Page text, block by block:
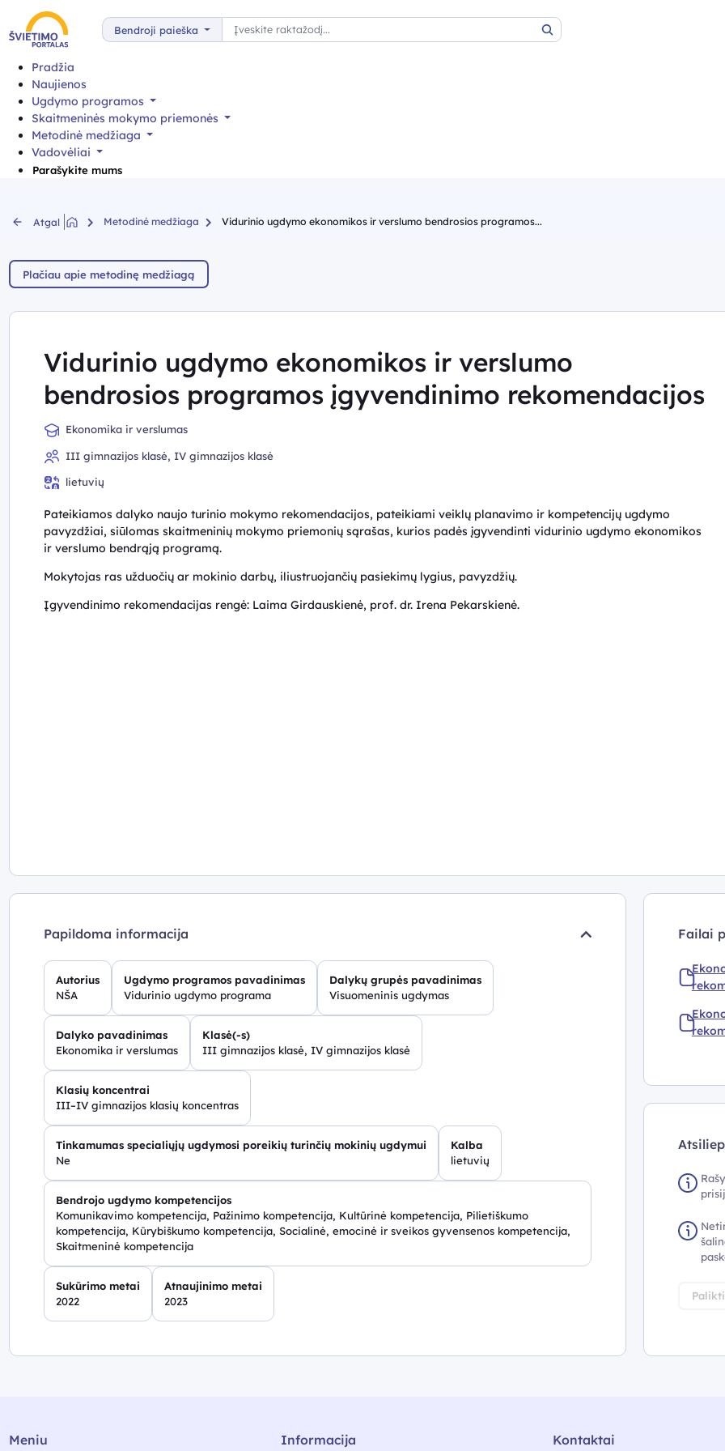
Bendroji paieška
Paieška
Paieška
Pradžia
Naujienos
Ugdymo programos
Skaitmeninės mokymo priemonės
Metodinė medžiaga
Vadovėliai
Parašykite mums
Atgal Metodinė medžiaga Vidurinio ugdymo ekonomikos ir verslumo bendrosios programos...
Plačiau apie metodinę medžiagą
Vidurinio ugdymo ekonomikos ir verslumo
bendrosios programos įgyvendinimo rekomendacijos
Ekonomika ir verslumas
III gimnazijos klasė, IV gimnazijos klasė
lietuvių
Pateikiamos dalyko naujo turinio mokymo rekomendacijos, pateikiami veiklų planavimo ir kompetencijų ugdymo
pavyzdžiai, siūlomas skaitmeninių mokymo priemonių sąrašas, kurios padės įgyvendinti vidurinio ugdymo ekonomikos
ir verslumo bendrąją programą.
Mokytojas ras užduočių ar mokinio darbų, iliustruojančių pasiekimų lygius, pavyzdžių.
Įgyvendinimo rekomendacijas rengė:Laima Girdauskienė, prof. dr. Irena Pekarskienė.
Papildoma informacija
Autorius
NŠA
Ugdymo programos pavadinimas
Vidurinio ugdymo programa
Dalykų grupės pavadinimas
Visuomeninis ugdymas
Dalyko pavadinimas
Ekonomika ir verslumas
Klasė(-s)
III gimnazijos klasė, IV gimnazijos klasė
Klasių koncentrai
III–IV gimnazijos klasių koncentras
Tinkamumas specialiųjų ugdymosi poreikių turinčių mokinių ugdymui
Ne
Kalba
lietuvių
Bendrojo ugdymo kompetencijos
Komunikavimo kompetencija, Pažinimo kompetencija, Kultūrinė kompetencija, Pilietiškumo
kompetencija, Kūrybiškumo kompetencija, Socialinė, emocinė ir sveikos gyvensenos kompetencija,
Skaitmeninė kompetencija
Sukūrimo metai
2022
Atnaujinimo metai
2023
Failai
Meniu Informacija Kontaktai